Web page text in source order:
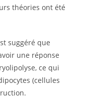
théories ont été
suggéré que
une réponse
ce qui
(cellules